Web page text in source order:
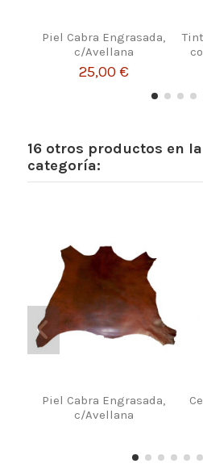
Piel Cabra Engrasada,
c/Avellana
25,00 €
16 otros productos en
categoría:
Piel Cabra Engrasada,
c/Avellana